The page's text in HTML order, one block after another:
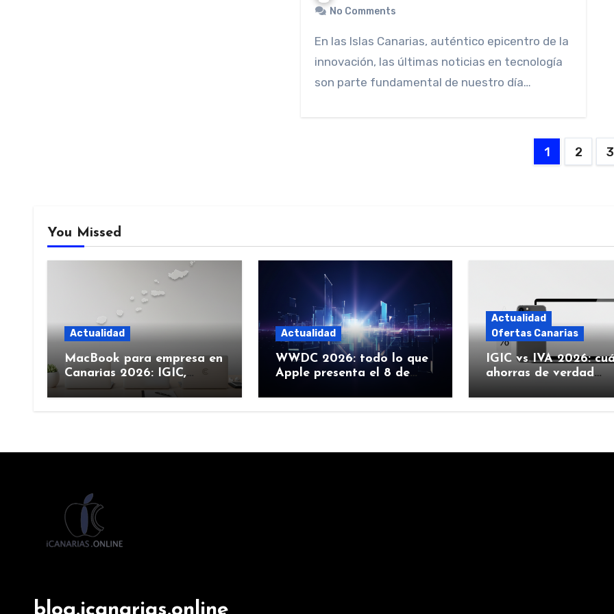
No Comments
En las Islas Canarias, auténtico epicentro de la
innovación, las últimas noticias en tecnología
son parte fundamental de nuestro día…
Posts
1 2 3
You Missed
Actualidad
MacBook para empresa en
Canarias 2026: IGIC,
deducción y compra de
flota
Actualidad
WWDC 2026: todo lo que
Apple presenta el 8 de
más)
Actualidad
Ofertas Canarias
IGIC vs IVA 2026:
ahorras de verdad
Canarias